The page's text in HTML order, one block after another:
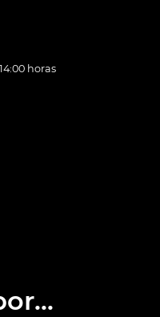
horas